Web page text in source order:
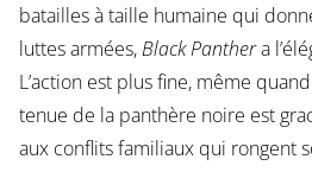
batailles à taille humaine qui
luttes armées,Black Panthera
L’action est plus fine, même
tenue de la panthère noire est
aux conflits familiaux qui rongent